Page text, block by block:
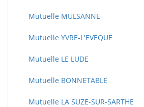
Mutuelle MULSANNE
Mutuelle YVRE-L'EVEQUE
Mutuelle LE LUDE
Mutuelle BONNETABLE
Mutuelle LA SUZE-SUR-SARTHE